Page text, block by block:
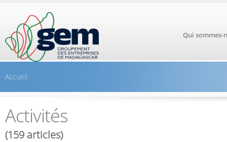
Qui sommes-
Accueil
Activités
(159 articles)